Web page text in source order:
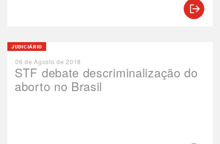
STF debate descriminalização do
aborto no Brasil
JUDICIÁRIO
06 de Agosto de 2018